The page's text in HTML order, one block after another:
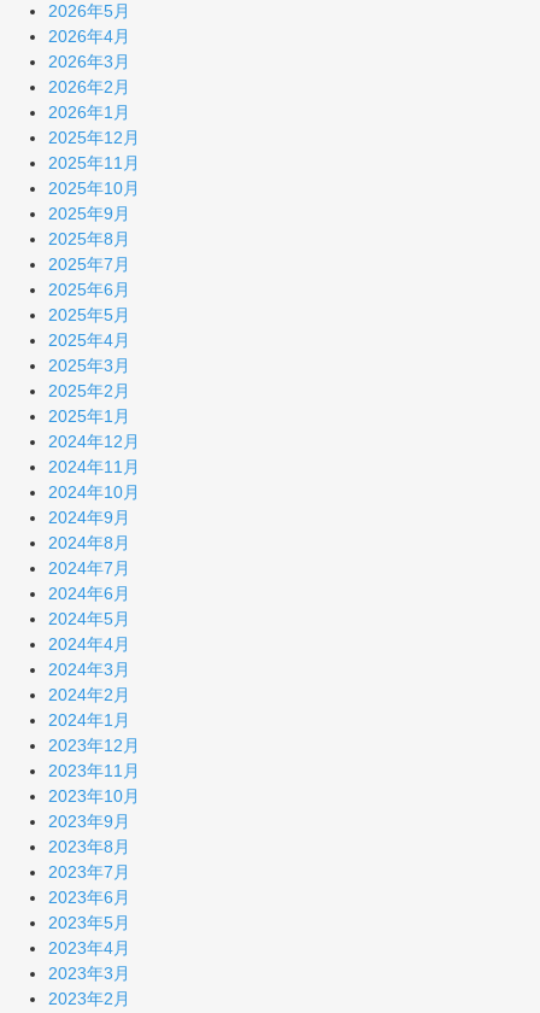
2026年5月
2026年4月
2026年3月
2026年2月
2026年1月
2025年12月
2025年11月
2025年10月
2025年9月
2025年8月
2025年7月
2025年6月
2025年5月
2025年4月
2025年3月
2025年2月
2025年1月
2024年12月
2024年11月
2024年10月
2024年9月
2024年8月
2024年7月
2024年6月
2024年5月
2024年4月
2024年3月
2024年2月
2024年1月
2023年12月
2023年11月
2023年10月
2023年9月
2023年8月
2023年7月
2023年6月
2023年5月
2023年4月
2023年3月
2023年2月